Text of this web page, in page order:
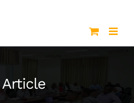
Article